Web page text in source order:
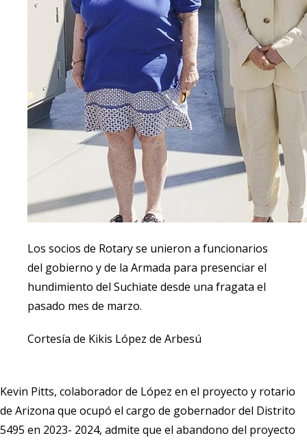
Los socios de Rotary se unieron a funcionarios
del gobierno y de la Armada para presenciar el
hundimiento del Suchiate desde una fragata el
pasado mes de marzo.
Cortesía de Kikis López de Arbesú
Kevin Pitts, colaborador de López en el proyecto y rotario
de Arizona que ocupó el cargo de gobernador del Distrito
5495 en 2023- 2024, admite que el abandono del proyecto